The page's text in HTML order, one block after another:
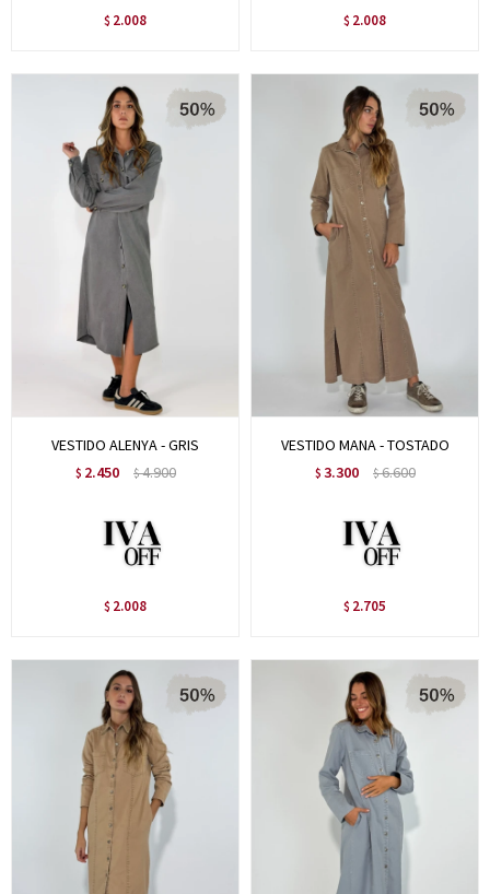
$ 2.008 $ 2.008
VESTIDO ALENYA - GRIS
$ 2.450 $4.900
$ 2.008
VESTIDO MANA - TOSTADO
$ 3.300 $6.600
$ 2.705